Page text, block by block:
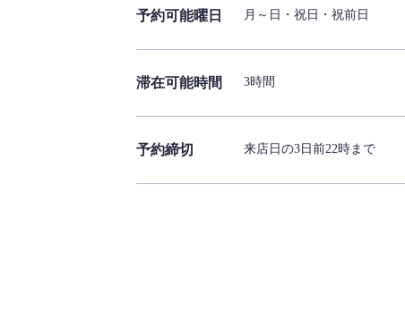
予約可能曜日 月～日・祝日・祝前日
滞在可能時間 3時間
予約締切 来店日の3日前22時まで